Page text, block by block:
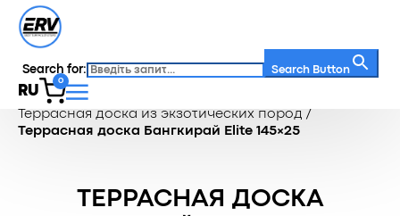
Search for: Search Button
RU
0
Главная / Каталог
Террасная доска из экзотических пород /
Террасная доска Бангкирай Elite 145×25
ТЕРРАСНАЯ ДОСКА